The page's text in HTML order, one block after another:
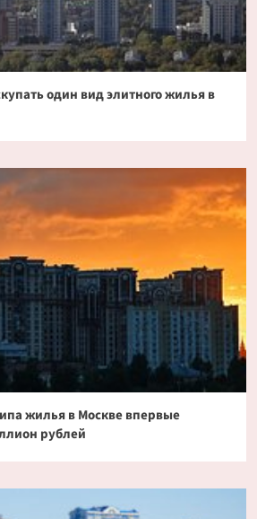
один вид элитного жилья в
жилья в Москве впервые
рублей